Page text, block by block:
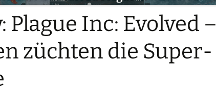
Plague Inc: Evolved –
züchten die Super-